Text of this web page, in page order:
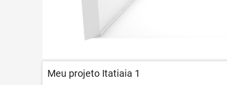
Meu projeto Itatiaia 1